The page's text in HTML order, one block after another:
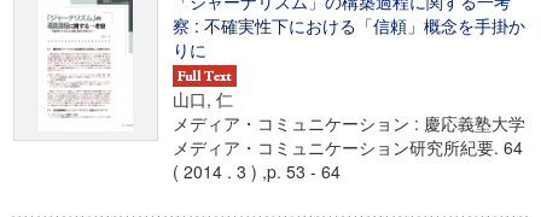
察 : 不確実性下における「信頼」概念を手掛か
りに
山口, 仁
メディア・コミュニケーション : 慶応義塾大学
メディア・コミュニケーション研究所紀要. 64
( 2014 . 3 ) ,p. 53 - 64